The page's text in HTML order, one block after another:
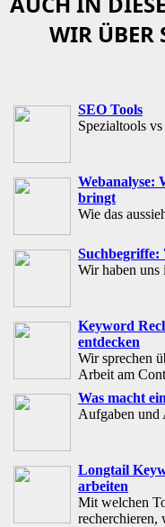
WIR ÜBER
SEO Tools
Spezialtools
Webanalyse:
bringt
Wie das
Suchbegriffe:
Wir haben uns
Keyword
entdecken
Wir sprechen
Arbeit am
Was macht
Aufgaben und
Longtail
arbeiten
Mit welchen
recherchieren,